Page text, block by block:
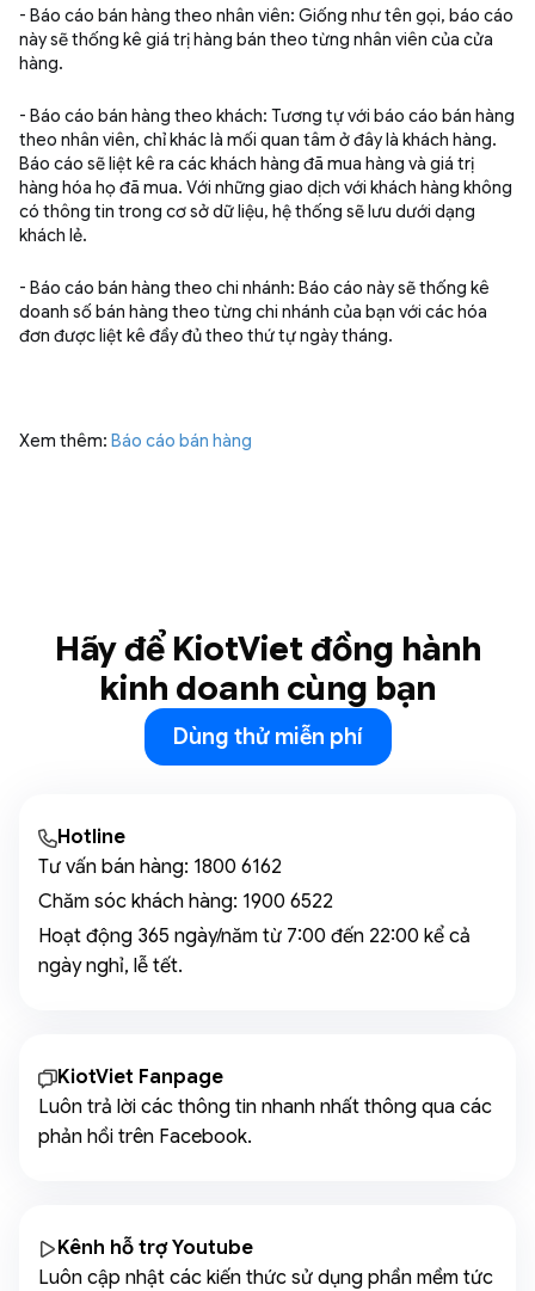
- Báo cáo bán hàng theo nhân viên: Giống như tên gọi, báo cáo
này sẽ thống kê giá trị hàng bán theo từng nhân viên của cửa
hàng.
- Báo cáo bán hàng theo khách: Tương tự với báo cáo bán hàng
theo nhân viên, chỉ khác là mối quan tâm ở đây là khách hàng.
Báo cáo sẽ liệt kê ra các khách hàng đã mua hàng và giá trị
hàng hóa họ đã mua. Với những giao dịch với khách hàng không
có thông tin trong cơ sở dữ liệu, hệ thống sẽ lưu dưới dạng
khách lẻ.
- Báo cáo bán hàng theo chi nhánh: Báo cáo này sẽ thống kê
doanh số bán hàng theo từng chi nhánh của bạn với các hóa
đơn được liệt kê đầy đủ theo thứ tự ngày tháng.
Xem thêm: Báo cáo bán hàng
Hãy để KiotViet đồng hành
kinh doanh cùng bạn
Dùng thử miễn phí
Hotline
Tư vấn bán hàng: 1800 6162
Chăm sóc khách hàng: 1900 6522
Hoạt động 365 ngày/năm từ 7:00 đến 22:00 kể cả
ngày nghỉ, lễ tết.
KiotViet Fanpage
Luôn trả lời các thông tin nhanh nhất thông qua các
phản hồi trên Facebook.
Kênh hỗ trợ Youtube
Luôn cập nhật các kiến thức sử dụng phần mềm tức